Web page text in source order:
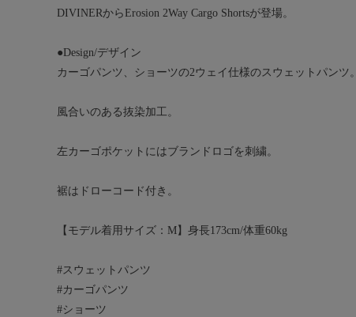
DIVINERからErosion 2Way Cargo Shortsが登場。
●Design/デザイン
カーゴパンツ、ショーツの2ウェイ仕様のスウェットパンツ。
風合いのある抜染加工。
左カーゴポケットにはブランドロゴを刺繍。
裾はドローコード付き。
【モデル着用サイズ：M】身長173cm/体重60kg
#スウェットパンツ
#カーゴパンツ
#ショーツ